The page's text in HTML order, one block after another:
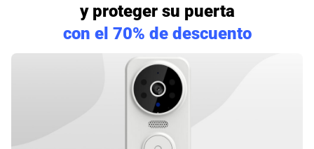
y proteger su puerta
con el 70% de descuento